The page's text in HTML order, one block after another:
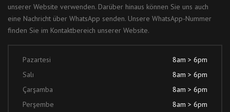
unserer Website verwenden. Darüber hinaus können Sie uns auch
eine Nachricht über WhatsApp senden. Unsere WhatsApp-Nummer
finden Sie im Kontaktbereich unserer Website.
Pazartesi
8am > 6pm
Salı
8am > 6pm
Çarşamba
8am > 6pm
Perşembe
8am > 6pm